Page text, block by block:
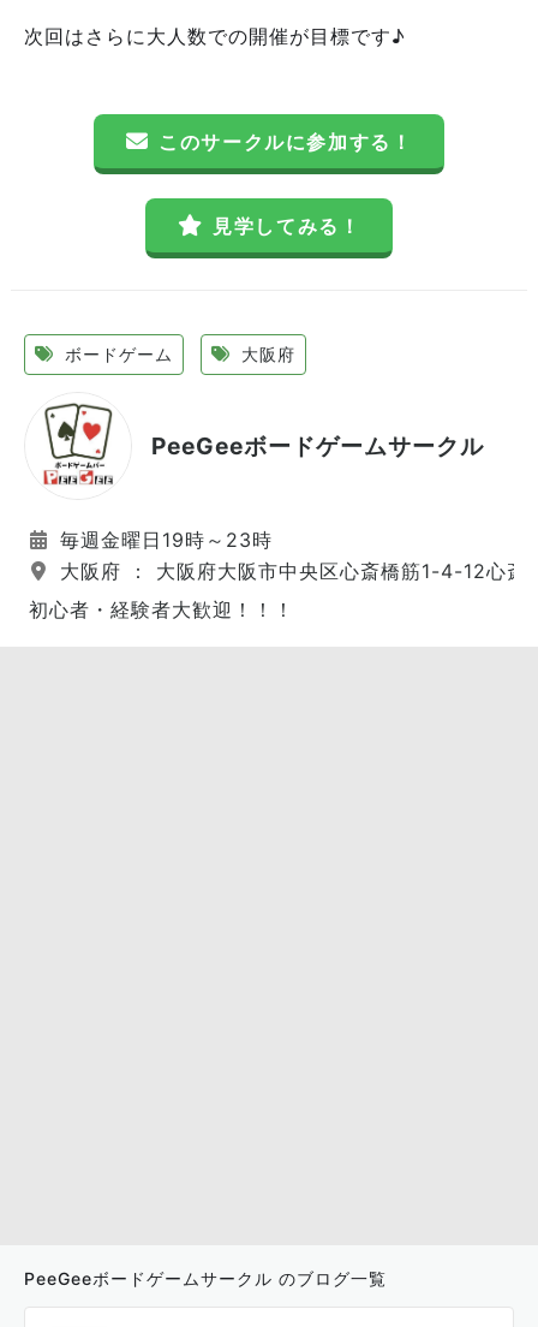
次回はさらに大人数での開催が目標です♪
このサークルに参加する！
見学してみる！
ボードゲーム 大阪府
PeeGeeボードゲームサークル
毎週金曜日19時～23時
大阪府 ： 大阪府大阪市中央区心斎橋筋1-4-12心斎
初心者・経験者大歓迎！！！
PeeGeeボードゲームサークル のブログ一覧